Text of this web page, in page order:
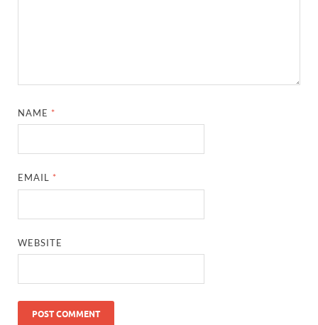
NAME *
EMAIL *
WEBSITE